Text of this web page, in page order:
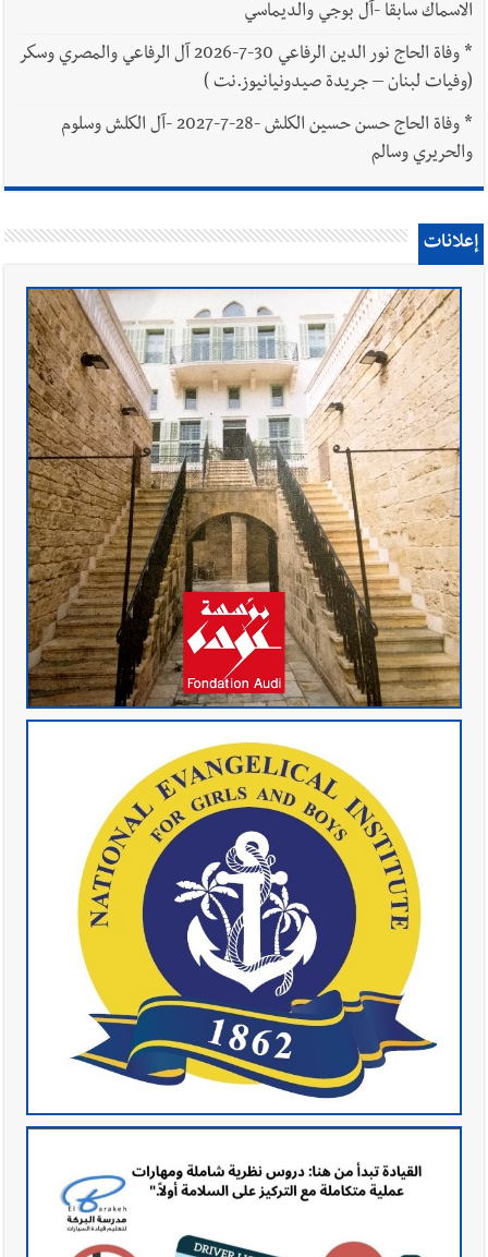
الاسماك سابقا -آل بوجي والديماسي
*
وفاة الحاج نور الدين الرفاعي 30-7-2026 آل الرفاعي والمصري وسكر
(وفيات لبنان – جريدة صيدونيانيوز.نت )
*
وفاة الحاج حسن حسين الكلش -28-7-2027 -آل الكلش وسلوم
والحريري وسالم
إعلانات